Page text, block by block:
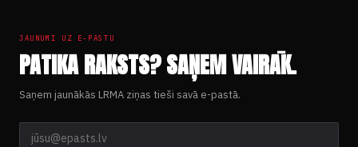
JAUNUMI UZ E-PASTU
PATIKA RAKSTS? SAŅEM VAIRĀK.
Saņem jaunākās LRMA ziņas tieši savā e-pastā.